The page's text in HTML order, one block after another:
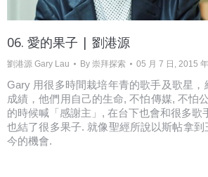
06. 愛的果子 | 劉港源
劉港源 Gary Lau By 崇拜探索 05 月 7 日, 2015 年
Gary 用很多時間栽培年青的歌手及歌星，
成績，他們用自己的生命, 不怕傳媒, 不怕
的時候喊「感謝主」, 在台下也會和很多歌
也結了很多果子. 就像聖經所說以斯帖拿
今的機會.